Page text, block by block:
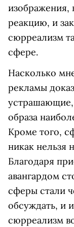
реакцию, и
сюрреализм
сфере.
Насколько
рекламы
образа
Кроме того,
никак нельзя
Благодаря
авангардом
сферы стали
обсуждать, и
сюрреализм